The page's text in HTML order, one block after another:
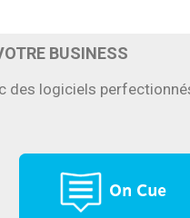
BUSINESS
logiciels